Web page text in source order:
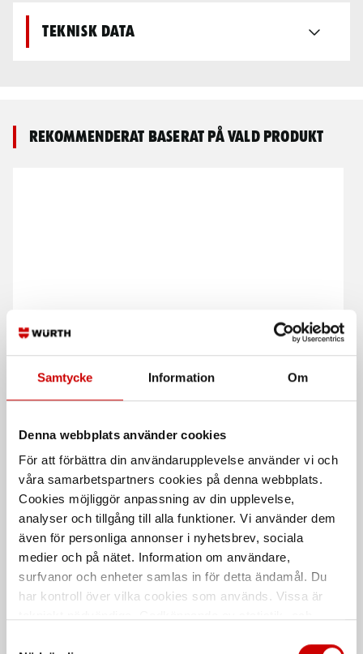
Samtycke Information Om
Denna webbplats använder cookies
För att förbättra din användarupplevelse använder vi och
våra samarbetspartners cookies på denna webbplats.
Cookies möjliggör anpassning av din upplevelse,
analyser och tillgång till alla funktioner. Vi använder dem
även för personliga annonser i nyhetsbrev, sociala
medier och på nätet. Information om användare,
surfvanor och enheter samlas in för detta ändamål. Du
har kontroll över vilka cookies som används. Vissa är
Teknisk data
Rekommenderat baserat på vald produkt
Krympgrad 3:1. Med lim. 7 delar
Krympslang i box
Krympgrad 2:1. Utan lim
Krympslang 3-24 mm med
lim
Krympgrad 3:1. Med lim
Krympslang-rullsystem
Sortiment
Komplett sortiment med 6 st
krympslang på papperskärna samt
hållare.